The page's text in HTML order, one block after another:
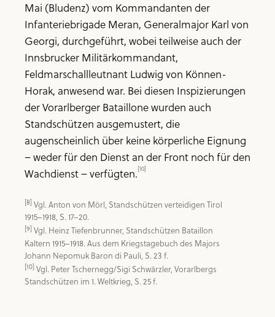
Mai (Bludenz) vom Kommandanten der
Infanteriebrigade Meran, Generalmajor Karl von
Georgi, durchgeführt, wobei teilweise auch der
Innsbrucker Militärkommandant,
Feldmarschallleutnant Ludwig von Können-
Horak, anwesend war. Bei diesen Inspizierungen
der Vorarlberger Bataillone wurden auch
Standschützen ausgemustert, die
augenscheinlich über keine körperliche Eignung
– weder für den Dienst an der Front noch für den
Wachdienst – verfügten.[10]
[8] Vgl. Anton von Mörl, Standschützen verteidigen Tirol
[9] Vgl. Heinz Tiefenbrunner, Standschützen Bataillon
Kaltern 1915–1918. Aus dem Kriegstagebuch des Majors
[10] Vgl. Peter Tschernegg/Sigi Schwärzler, Vorarlbergs
Standschützen im 1. Weltkrieg, S. 25 f.